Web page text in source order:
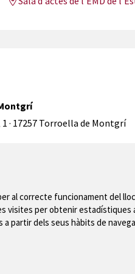
1 · 17257 Torroella de Montgrí
al correcte funcionament del
visites per obtenir
partir dels seus hàbits de